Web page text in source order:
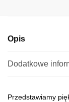
Opis
Dodatkowe
Przedstawiamy